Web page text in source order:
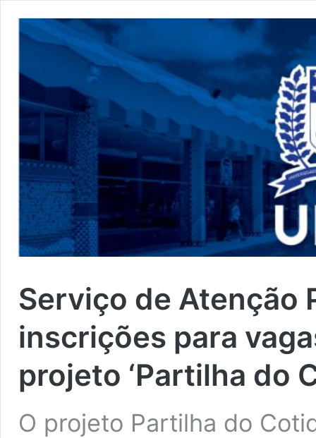
Serviço de Atenção
inscrições para
projeto ‘Partilha do
O projeto Partilha do